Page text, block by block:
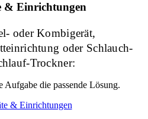
& Einrichtungen
oder Kombigerät,
oder Schlauch-
Trockner:
Aufgabe die passende Lösung.
& Einrichtungen